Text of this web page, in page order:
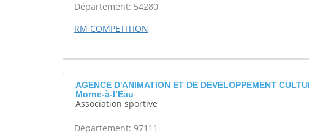
Département: 54280
RM COMPETITION
AGENCE D'ANIMATION ET DE DEVELOPPEMENT
Morne-à-l’Eau
Association sportive
Département: 97111